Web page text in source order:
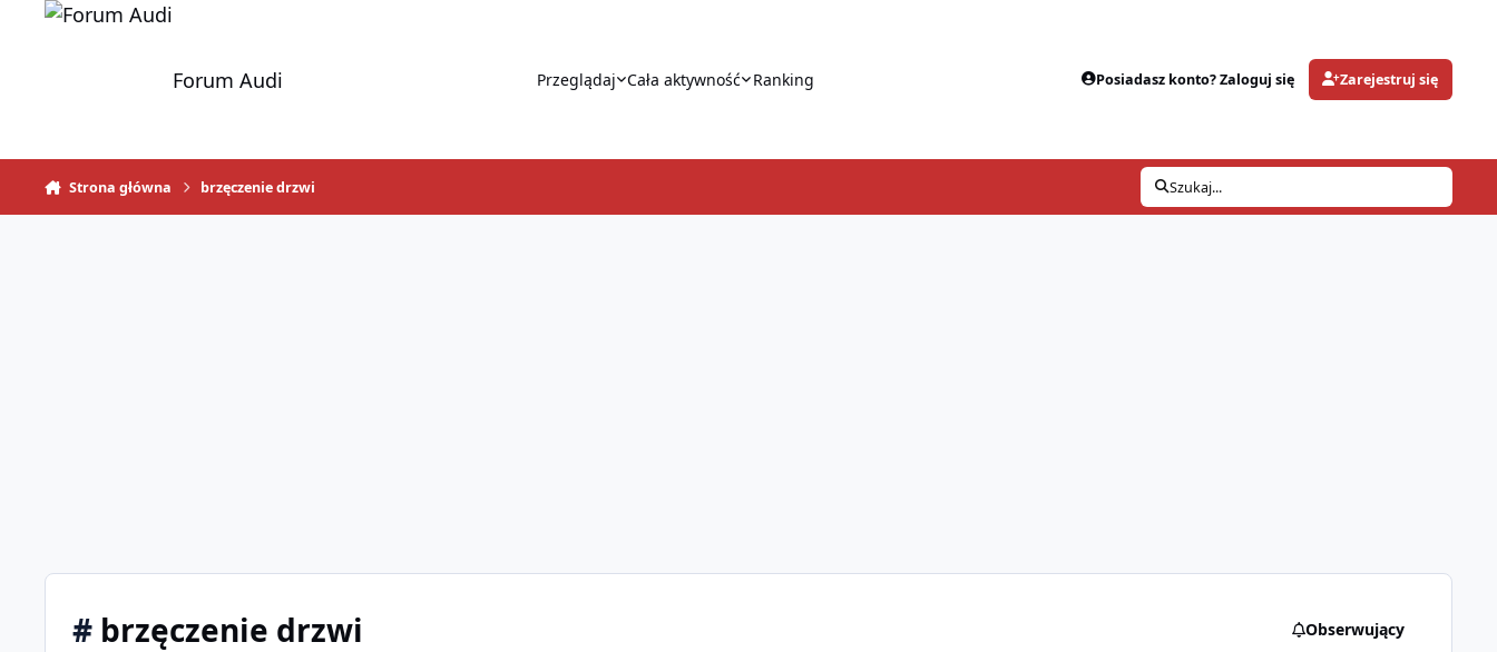
Skocz do zawartości
Forum Audi Przeglądaj Cała aktywność Ranking Posiadasz konto? Zaloguj się Zarejestruj się
Strona główna brzęczenie drzwi Szukaj...
#brzęczenie drzwi Obserwujący